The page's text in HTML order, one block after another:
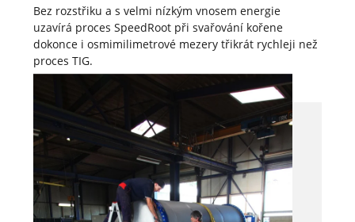
Bez rozstřiku a s velmi nízkým vnosem energie
uzavírá proces SpeedRoot při svařování kořene
dokonce i osmimilimetrové mezery třikrát rychleji než
proces TIG.